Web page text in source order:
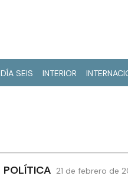
DÍA SEIS INTERIOR
POLÍTICA 21 de febrero de